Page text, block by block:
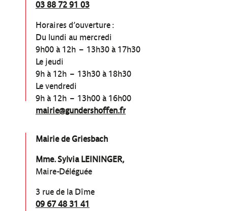
03 88 72 91 03
Horaires d’ouverture :
Du lundi au mercredi
9h00 à 12h – 13h30 à 17h30
Le jeudi
9h à 12h – 13h30 à 18h30
Le vendredi
9h à 12h – 13h00 à 16h00
mairie@gundershoffen.fr
Mairie de Griesbach
Mme. Sylvia LEININGER,
Maire-Déléguée
3 rue de la Dîme
09 67 48 31 41